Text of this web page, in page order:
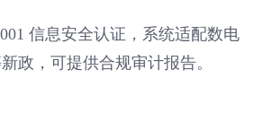
信息安全认证，系统适配数电
政，可提供合规审计报告。